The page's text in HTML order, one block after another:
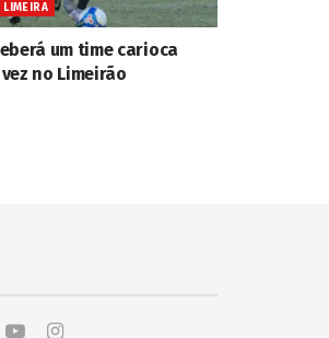
LIMEIRA
um time carioca
no Limeirão